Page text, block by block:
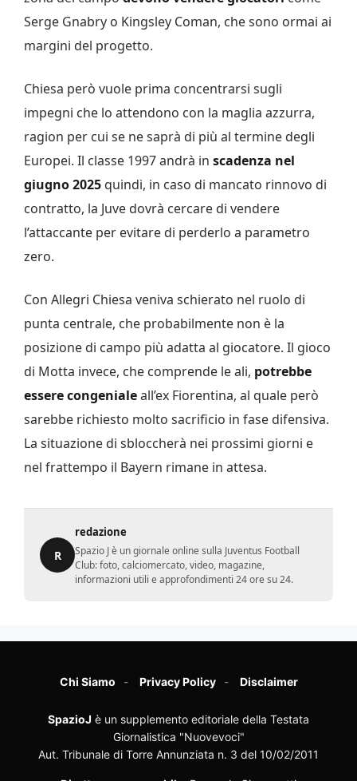
Serge Gnabry o Kingsley Coman, che sono ormai ai
margini del progetto.
Chiesa però vuole prima concentrarsi sugli
impegni che lo attendono con la maglia azzurra,
ragion per cui se ne saprà di più al termine degli
Europei. Il classe 1997 andrà in scadenza nel
giugno 2025 quindi, in caso di mancato rinnovo di
contratto, la Juve dovrà cercare di vendere
l’attaccante per evitare di perderlo a parametro
zero.
Con Allegri Chiesa veniva schierato nel ruolo di
punta centrale, che probabilmente non è la
posizione di campo più adatta al giocatore. Il gioco
di Motta invece, che comprende le ali, potrebbe
essere congenialeall’ex Fiorentina, al quale però
sarebbe richiesto molto sacrificio in fase difensiva.
La situazione di sbloccherà nei prossimi giorni e
nel frattempo il Bayern rimane in attesa.
R
redazione
Spazio J è un giornale online sulla Juventus Football
Club: foto, calciomercato, video, magazine,
informazioni utili e approfondimenti 24 ore su 24.
Chi Siamo Privacy Policy Disclaimer
SpazioJ è un supplemento editoriale della Testata
Giornalistica "Nuovevoci"
Aut. Tribunale di Torre Annunziata n. 3 del 10/02/2011